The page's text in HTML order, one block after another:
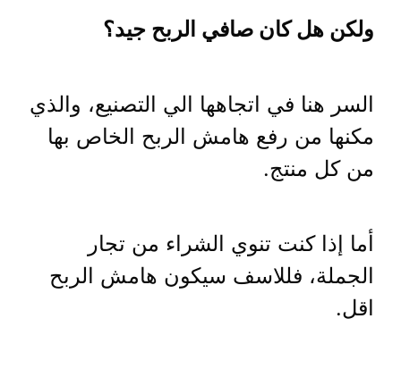
ولكن هل كان صافي الربح جيد؟
السر هنا في اتجاهها الي التصنيع، والذي
مكنها من رفع هامش الربح الخاص بها
من كل منتج.
أما إذا كنت تنوي الشراء من تجار
الجملة، فللاسف سيكون هامش الربح
اقل.